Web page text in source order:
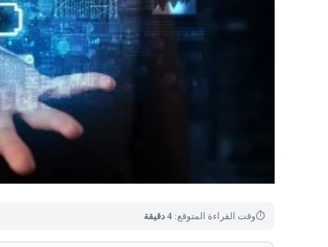
⏱وقت القراءة المتوقع: 4 دقيقة